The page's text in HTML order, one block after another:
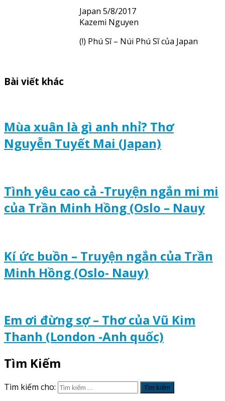
Japan 5/8/2017
Kazemi Nguyen
(!) Phú Sĩ – Núi Phú Sĩ của Japan
Bài viết khác
Mùa xuân là gì anh nhỉ? Thơ
Nguyễn Tuyết Mai (Japan)
Tình yêu cao cả -Truyện ngắn mi mi
của Trần Minh Hồng (Oslo – Nauy
Kí ức buồn – Truyện ngắn của Trần
Minh Hồng (Oslo- Nauy)
Em ơi đừng sợ – Thơ của Vũ Kim
Thanh (London -Anh quốc)
Tìm Kiếm
Tìm kiếm cho: